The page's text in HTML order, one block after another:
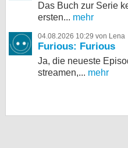
Das Buch zur Serie
ersten... mehr
04.08.2026 10:29 von Lena
Furious: Furious
Ja, die neueste
streamen,... mehr